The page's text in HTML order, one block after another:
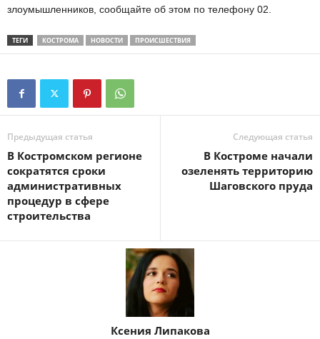
злоумышленников, сообщайте об этом по телефону 02.
ТЕГИ КОСТРОМА НОВОСТИ ПРОИСШЕСТВИЯ
Предыдущая статья
В Костромском регионе
сократятся сроки
административных
процедур в сфере
строительства
Следующая статья
В Костроме начали
озеленять территорию
Шаговского пруда
Ксения Липакова